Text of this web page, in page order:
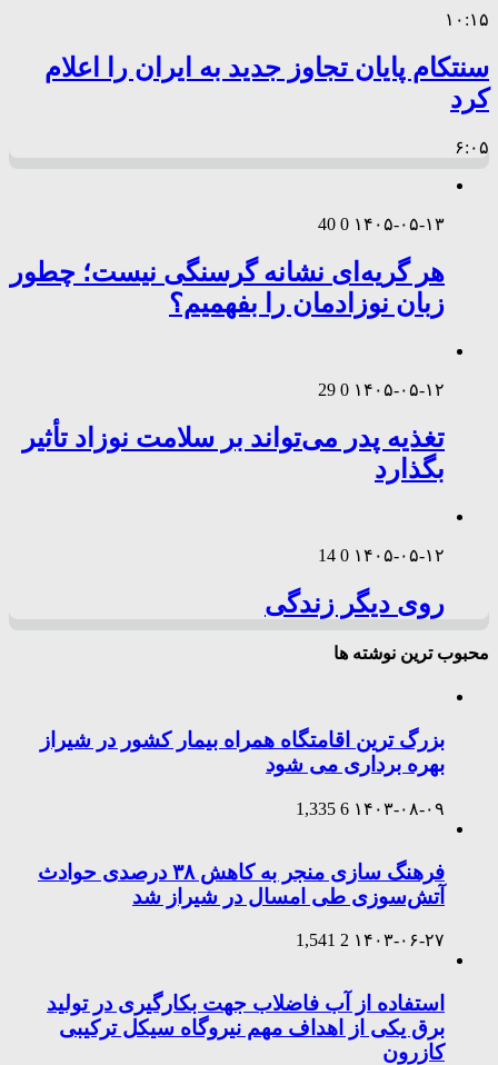
۱۰:۱۵
سنتکام پایان تجاوز جدید به ایران را اعلام
کرد
۶:۰۵
۱۴۰۵-۰۵-۱۳ 0
40
هر گریه‌ای نشانه گرسنگی نیست؛ چطور
زبان نوزادمان را بفهمیم؟
۱۴۰۵-۰۵-۱۲ 0
29
تغذیه پدر می‌تواند بر سلامت نوزاد تأثیر
بگذارد
۱۴۰۵-۰۵-۱۲ 0
14
روی دیگر زندگی
محبوب ترین نوشته ها
بزرگ ترین اقامتگاه همراه بیمار کشور در شیراز
بهره برداری می شود
۱۴۰۳-۰۸-۰۹ 6
1,335
فرهنگ سازی منجر به کاهش ۳۸ درصدی حوادث
آتش‌سوزی طی امسال در شیراز شد
۱۴۰۳-۰۶-۲۷ 2
1,541
استفاده از آب فاضلاب جهت بکارگیری در تولید
برق یکی از اهداف مهم نیروگاه سیکل ترکیبی
کازرون